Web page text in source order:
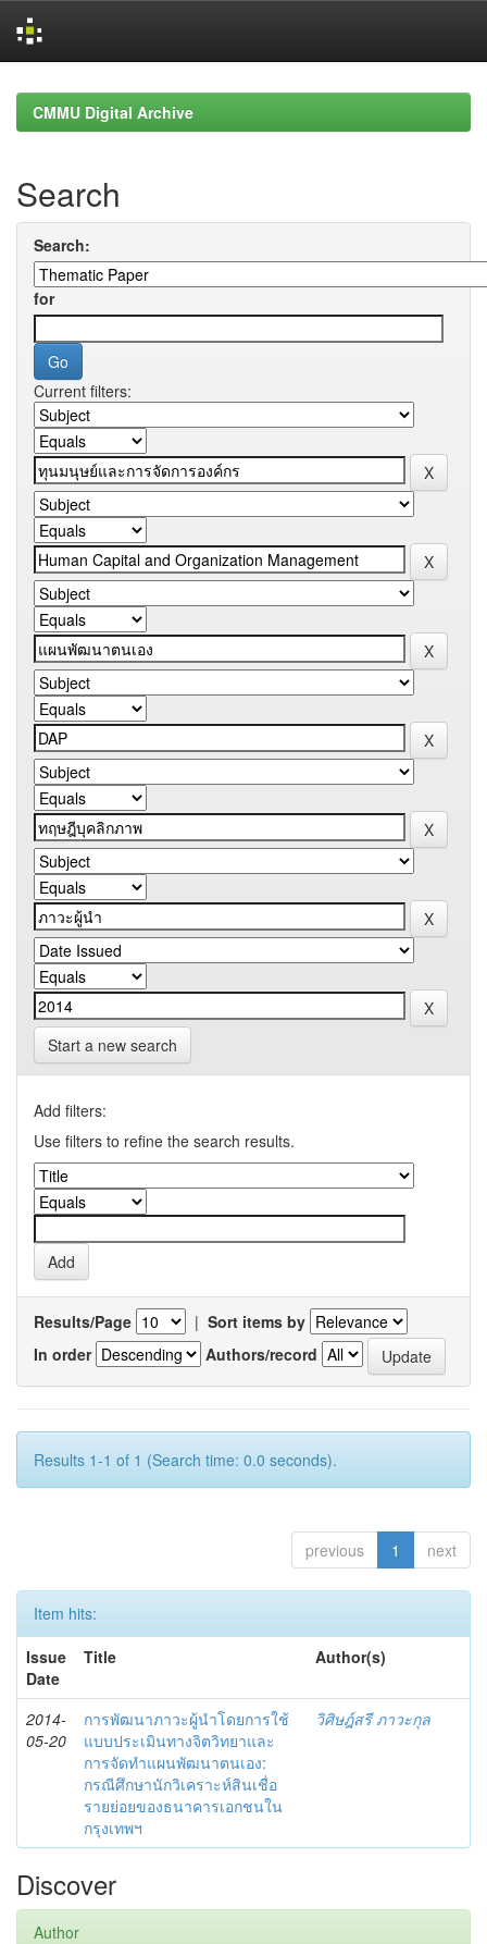
navigationCMMU Digital Archive
Search
Search:
for
Current filters:
Start a new search
Add filters:
Use filters to refine the search results.
Results/Page | Sort items by
In order
Authors/record
Results 1-1 of 1 (Search time: 0.0 seconds).
previous 1 next
Item hits:
Issue
Date
Title Author(s)
2014-
05-20
การพัฒนาภาวะผู้นำโดยการใช้
แบบประเมินทางจิตวิทยาและ
การจัดทำแผนพัฒนาตนเอง:
กรณีศึกษานักวิเคราะห์สินเชื่อ
รายย่อยของธนาคารเอกชนใน
กรุงเทพฯ
วิศิษฎ์สรี ภาวะกุล
Discover
Author